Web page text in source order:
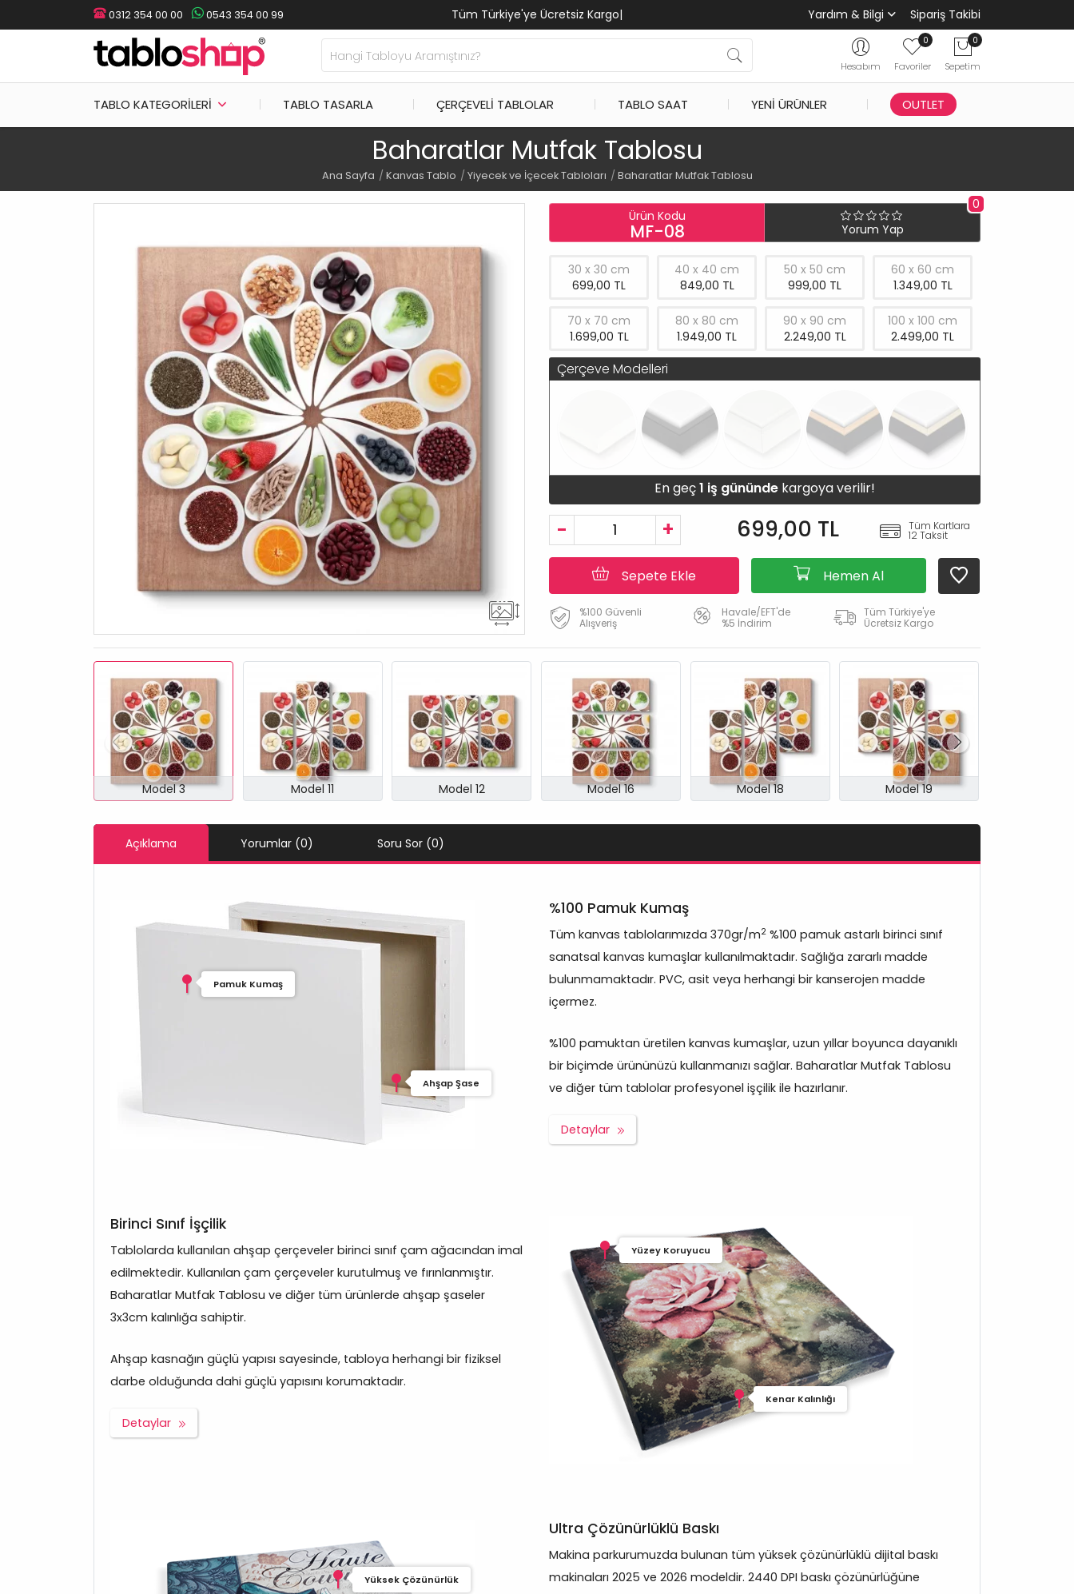
0312 354 00 00 0543 354 00 99 Tüm Türkiye'ye Ücretsiz Kargo| Yardım & Bilgi Sipariş Takibi
Hesabım
0
Favoriler
0
Sepetim
TABLO KATEGORILERI TABLO TASARLA ÇERÇEVELI TABLOLAR TABLO SAAT YENI ÜRÜNLER OUTLET
Baharatlar Mutfak Tablosu
Ana Sayfa Kanvas Tablo Yiyecek ve İçecek Tabloları Baharatlar Mutfak Tablosu
Ürün Kodu
MF-08
0
Yorum Yap
30 x 30 cm
699,00 TL
40 x 40 cm
849,00 TL
50 x 50 cm
999,00 TL
60 x 60 cm
1.349,00 TL
70 x 70 cm
1.699,00 TL
80 x 80 cm
1.949,00 TL
90 x 90 cm
2.249,00 TL
100 x 100 cm
2.499,00 TL
Çerçeve Modelleri
En geç1 iş gününde kargoya verilir!
- + 699,00 TL Tüm Kartlara
12 Taksit
Sepete Ekle Hemen Al
%100 Güvenli
Alışveriş
Havale/EFT'de
%5 İndirim
Tüm Türkiye'ye
Ücretsiz Kargo
Model 3 Model 11 Model 12 Model 16 Model 18 Model 19
Açıklama Yorumlar (0) Soru Sor (0)
Pamuk Kumaş
Ahşap Şase
%100 Pamuk Kumaş
Tüm kanvas tablolarımızda 370gr/m2 %100 pamuk astarlı birinci sınıf
sanatsal kanvas kumaşlar kullanılmaktadır. Sağlığa zararlı madde
bulunmamaktadır. PVC, asit veya herhangi bir kanserojen madde
içermez.
%100 pamuktan üretilen kanvas kumaşlar, uzun yıllar boyunca dayanıklı
bir biçimde ürününüzü kullanmanızı sağlar. Baharatlar Mutfak Tablosu
ve diğer tüm tablolar profesyonel işçilik ile hazırlanır.
Detaylar
Birinci Sınıf İşçilik
Tablolarda kullanılan ahşap çerçeveler birinci sınıf çam ağacından imal
edilmektedir. Kullanılan çam çerçeveler kurutulmuş ve fırınlanmıştır.
Baharatlar Mutfak Tablosu ve diğer tüm ürünlerde ahşap şaseler
3x3cm kalınlığa sahiptir.
Ahşap kasnağın güçlü yapısı sayesinde, tabloya herhangi bir fiziksel
darbe olduğunda dahi güçlü yapısını korumaktadır.
Detaylar
Yüzey Koruyucu
Kenar Kalınlığı
Yüksek Çözünürlük
Ultra Çözünürlüklü Baskı
Makina parkurumuzda bulunan tüm yüksek çözünürlüklü dijital baskı
makinaları 2025 ve 2026 modeldir. 2440 DPI baskı çözünürlüğüne